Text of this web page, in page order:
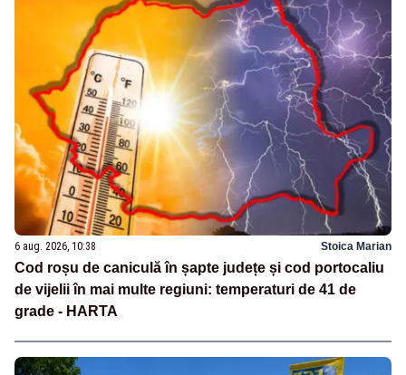
6 aug. 2026, 10:38 Stoica Marian
Cod roșu de caniculă în șapte județe și cod portocaliu
de vijelii în mai multe regiuni: temperaturi de 41 de
grade - HARTA